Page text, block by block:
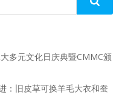
多元文化日庆典暨CMMC颁
：旧皮草可换羊毛大衣和蚕